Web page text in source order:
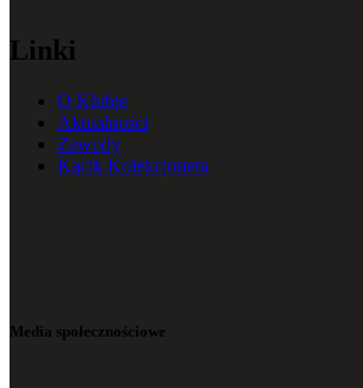
Linki
O Klubie
Aktualności
Zawody
Kącik Kolekcjonera
Media społecznościowe